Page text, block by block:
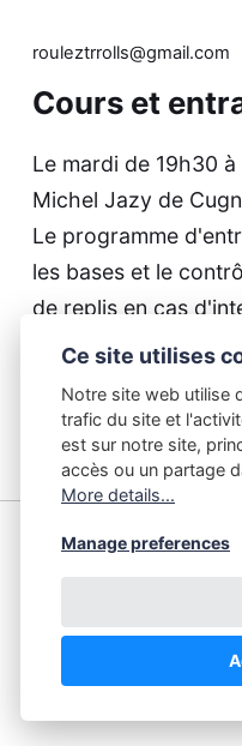
rouleztrrolls@gmail.com
Cours et
Le mardi de 19h30
Michel Jazy de
Le programme
les bases et le
de replis en cas
19h30 à 21h00 :…
Continue reading...
Ce site utilises
Notre site web utilise
trafic du site et
est sur notre site,
accès ou un partage
More details...
Manage preferences